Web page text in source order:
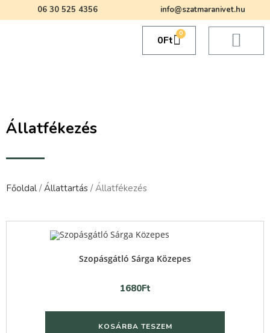
06 30 525 4356 info@szatmaranivet.hu
0Ft
0
Állatfékezés
Főoldal /Állattartás / Állatfékezés
Szopásgátló Sárga Közepes
1680Ft
KOSÁRBA TESZEM